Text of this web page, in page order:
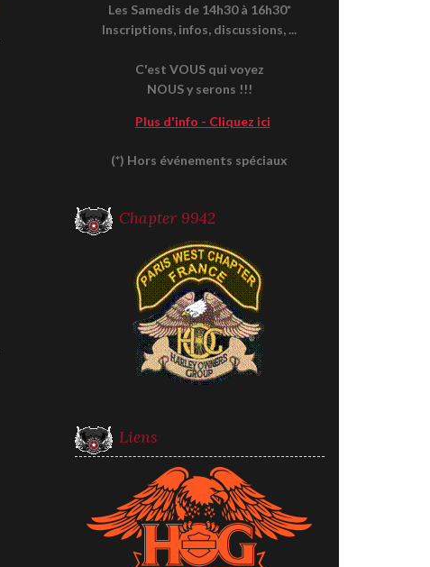
Les Samedis de 14h30 à 16h30*
Inscriptions, infos, discussions, ...
C'est VOUS qui voyez
NOUS y serons !!!
Plus d'info - Cliquez ici
(*) Hors événements spéciaux
Chapter 9942
Liens